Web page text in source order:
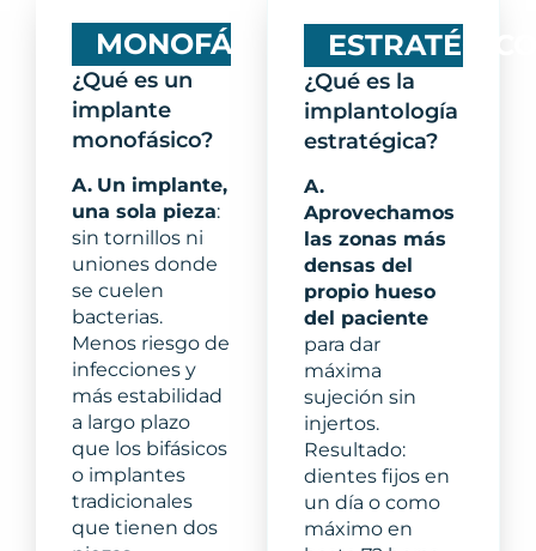
MONOFÁSICO
¿Qué es un
implante
monofásico?
A. Un implante,
una sola pieza:
sin tornillos ni
uniones donde
se cuelen
bacterias.
Menos riesgo de
infecciones y
más estabilidad
a largo plazo
que los bifásicos
o implantes
tradicionales
que tienen dos
¿Qué es la
implantología
estratégica?
A.
Aprovechamos
las zonas más
densas del
propio hueso
del paciente
para dar
máxima
sujeción sin
injertos.
Resultado:
dientes fijos en
un día o como
máximo en